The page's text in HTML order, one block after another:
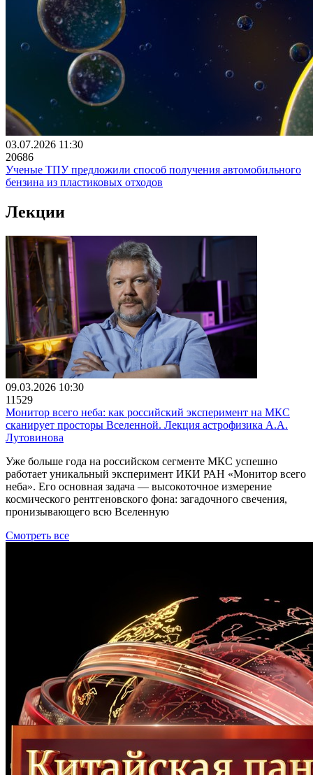
03.07.2026 11:30
20686
Ученые ТПУ предложили способ получения автомобильного
бензина из пластиковых отходов
Лекции
09.03.2026 10:30
11529
Монитор всего неба: как российский эксперимент на МКС
сканирует просторы Вселенной. Лекция астрофизика А.А.
Лутовинова
Уже больше года на российском сегменте МКС успешно
работает уникальный эксперимент ИКИ РАН «Монитор всего
неба». Его основная задача — высокоточное измерение
космического рентгеновского фона: загадочного свечения,
пронизывающего всю Вселенную
Смотреть все